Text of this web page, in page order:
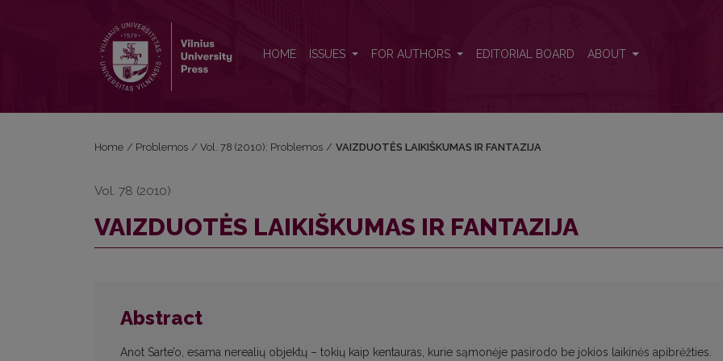
HOME ISSUES FOR AUTHORS EDITORIAL BOARD ABOUT
Home / Problemos / Vol. 78 (2010): Problemos / VAIZDUOTĖS LAIKIŠKUMAS IR FANTAZIJA
Vol. 78 (2010)
VAIZDUOTĖS LAIKIŠKUMAS IR FANTAZIJA
Abstract
Anot Sarte’o, esama nerealių objektų – tokių kaip kentauras, kurie sąmonėje pasirodo be jokios laikinės apibrėžties.